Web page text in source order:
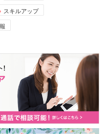
スキルアップ